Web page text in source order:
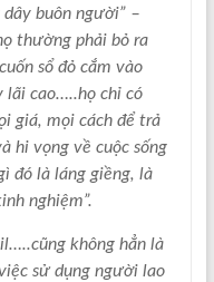
buôn người” –
thường phải bỏ ra
sổ đỏ cắm vào
lãi cao…..họ chỉ có
giá, mọi cách để trả
hi vọng về cuộc sống
đó là láng giềng, là
nghiệm”.
không hẳn là
sử dụng người lao